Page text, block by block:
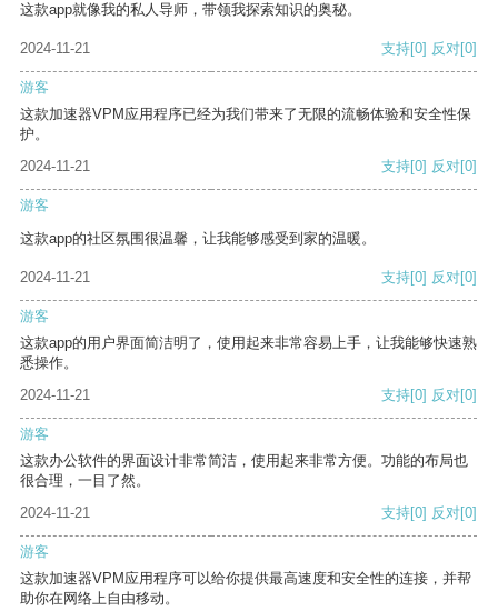
这款app就像我的私人导师，带领我探索知识的奥秘。
2024-11-21 支持[0] 反对[0]
游客
这款加速器VPM应用程序已经为我们带来了无限的流畅体验和安全性保
护。
2024-11-21
支持[0] 反对[0]
游客
这款app的社区氛围很温馨，让我能够感受到家的温暖。
2024-11-21 支持[0] 反对[0]
游客
这款app的用户界面简洁明了，使用起来非常容易上手，让我能够快速熟
悉操作。
2024-11-21
支持[0] 反对[0]
游客
这款办公软件的界面设计非常简洁，使用起来非常方便。功能的布局也
很合理，一目了然。
2024-11-21
支持[0] 反对[0]
游客
这款加速器VPM应用程序可以给你提供最高速度和安全性的连接，并帮
助你在网络上自由移动。